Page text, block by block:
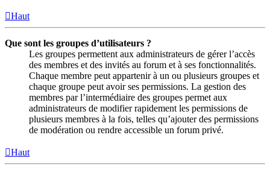
Haut
Que sont les groupes d’utilisateurs ?
Les groupes permettent aux administrateurs de gérer l’accès
des membres et des invités au forum et à ses fonctionnalités.
Chaque membre peut appartenir à un ou plusieurs groupes et
chaque groupe peut avoir ses permissions. La gestion des
membres par l’intermédiaire des groupes permet aux
administrateurs de modifier rapidement les permissions de
plusieurs membres à la fois, telles qu’ajouter des permissions
de modération ou rendre accessible un forum privé.
Haut